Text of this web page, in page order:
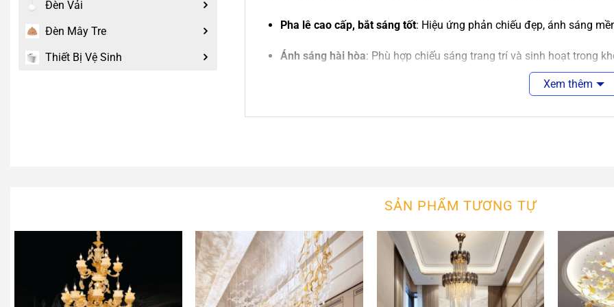
Đèn Vải
Đèn Mây Tre
Thiết Bị Vệ Sinh
Pha lê cao cấp, bắt sáng tốt: Hiệu ứng phản chiếu đẹp, ánh sáng
Ánh sáng hài hòa: Phù hợp chiếu sáng trang trí và sinh hoạt trong
: Khung kim loại hoàn thiện cao cấp, an toàn khi
Ứng dụng không gian
Sảnh khách sạn, resort, showroom cao cấp
Không gian kiến trúc hiện đại cần điểm nhấn ánh sáng
Xem thêm
SẢN PHẨM TƯƠNG TỰ